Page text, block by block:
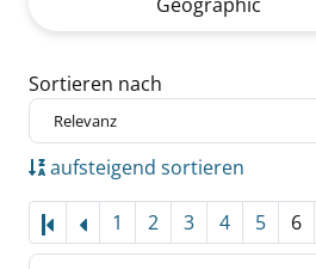
Zu den Suchfiltern springen
Sortieren nach
aufsteigend sortieren
1 2 3 4 5 6